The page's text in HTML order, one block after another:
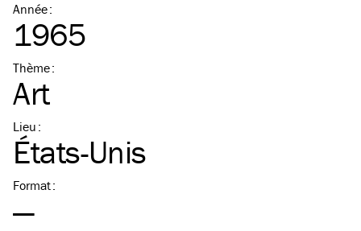
Année:
1965
Thème:
Art
Lieu :
États-Unis
Format:
—